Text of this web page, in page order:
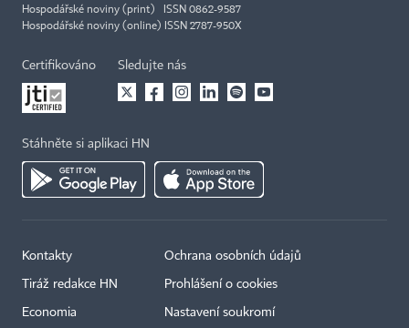
Hospodářské noviny (print) ISSN 0862-9587
Hospodářské noviny (online) ISSN 2787-950X
Certifikováno Sledujte nás
Stáhněte si aplikaci HN
Kontakty
Tiráž redakce HN
Economia
Ochrana osobních údajů
Prohlášení o cookies
Nastavení soukromí